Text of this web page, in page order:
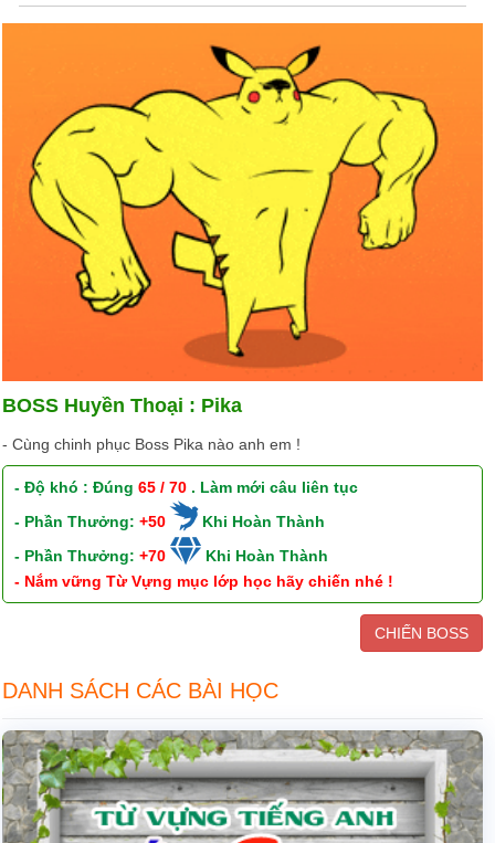
BOSS Huyền Thoại : Pika
- Cùng chinh phục Boss Pika nào anh em !
- Độ khó : Đúng65 / 70 . Làm mới câu liên tục
- Phần Thưởng:+50
Khi Hoàn Thành
- Phần Thưởng:+70
Khi Hoàn Thành
- Nắm vững Từ Vựng mục lớp học hãy chiến nhé !
CHIẾN BOSS
DANH SÁCH CÁC BÀI HỌC